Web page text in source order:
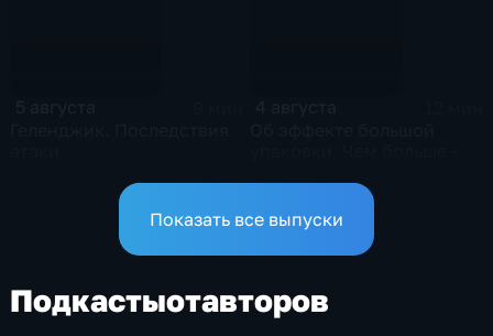
Показать все выпуски
Подкастыотавторов